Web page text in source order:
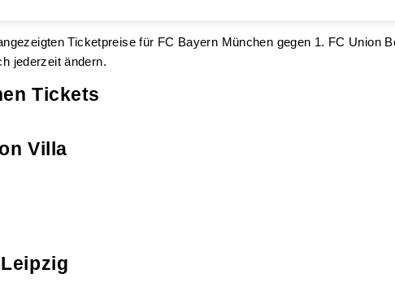
Ticketpreise für FC Bayern München gegen 1. FC Union
jederzeit ändern.
Tickets
Villa